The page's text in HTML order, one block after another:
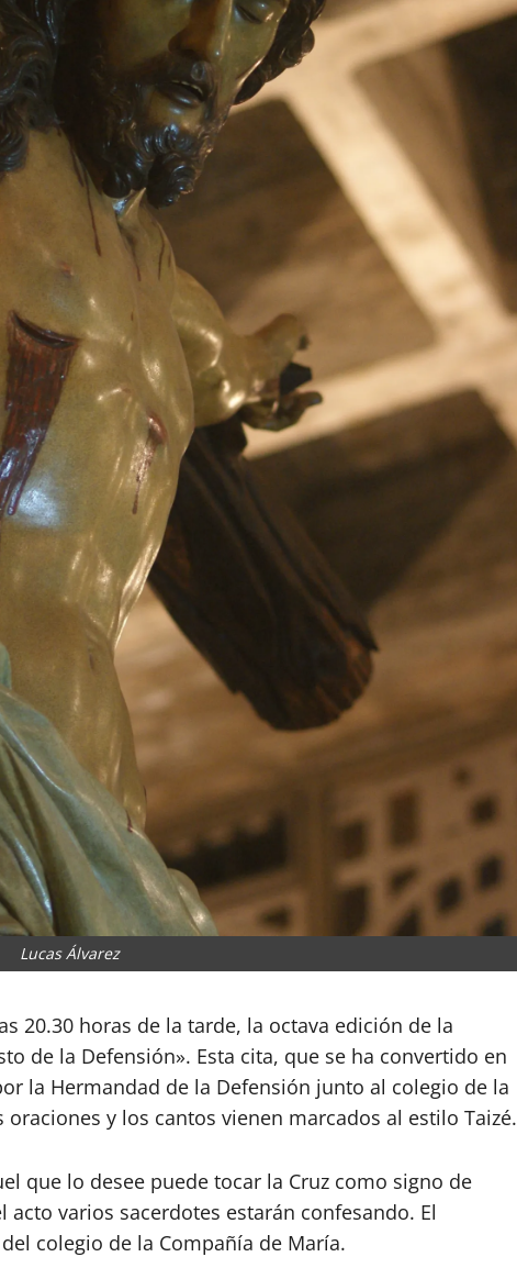
Lucas Álvarez
20.30 horas de la tarde, la octava edición de la
de la Defensión». Esta cita, que se ha convertido en
la Hermandad de la Defensión junto al colegio de la
y los cantos vienen marcados al estilo Taizé.
que lo desee puede tocar la Cruz como signo de
varios sacerdotes estarán confesando. El
colegio de la Compañía de María.